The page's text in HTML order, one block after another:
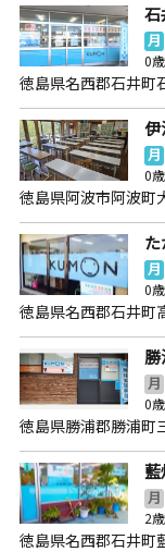
石
月
0
徳島県名西郡石井
伊
月
0
徳島県阿波市阿波町
月
0
徳島県名西郡石井町
月
0
徳島県勝浦郡勝浦町
藍
月
2
徳島県名西郡石井町